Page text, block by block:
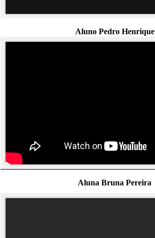
Aluno Pedro Henrique
Aluna Bruna Pereira